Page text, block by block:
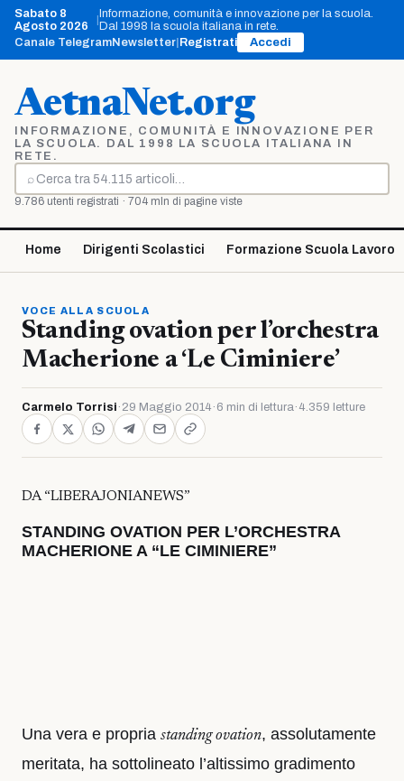
Vai
contenuto
Sabato 8
Agosto 2026
Informazione, comunità e innovazione per la scuola.
Dal 1998 la scuola italiana in rete.
Canale TelegramNewsletter Registrati Accedi
AetnaNet.org
INFORMAZIONE, COMUNITÀ E INNOVAZIONE PER
LA SCUOLA. DAL 1998 LA SCUOLA ITALIANA IN
RETE.
⌕
Cerca
9.786 utenti registrati · 704 mln di pagine viste
Home Dirigenti Scolastici Formazione Scuola Lavoro
VOCE ALLA SCUOLA
Standing ovation per l’orchestra
Macherione a ‘Le Ciminiere’
Carmelo Torrisi · 29 Maggio 2014 · 6 min di lettura· 4.359 letture
DA “LIBERAJONIANEWS”
STANDING OVATION PER L’ORCHESTRA
MACHERIONE A “LE CIMINIERE”
Una vera e propria standing ovation, assolutamente
meritata, ha sottolineato l’altissimo gradimento